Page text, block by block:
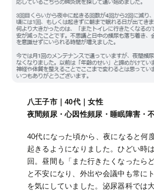
八王子市｜40代｜女性
夜間頻尿・心因性頻尿・睡眠障害・
40代になった頃から、夜になると何
起きるようになりました。ひどい時
回。昼間も「また行きたくなったら
と不安になり、外出や会議中も常に
を気にしていました。泌尿器科では